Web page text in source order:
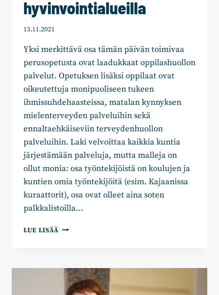
hyvinvointialueilla
13.11.2021
Yksi merkittävä osa tämän päivän toimivaa
perusopetusta ovat laadukkaat oppilashuollon
palvelut. Opetuksen lisäksi oppilaat ovat
oikeutettuja monipuoliseen tukeen
ihmissuhdehaasteissa, matalan kynnyksen
mielenterveyden palveluihin sekä
ennaltaehkäiseviin terveydenhuollon
palveluihin. Laki velvoittaa kaikkia kuntia
järjestämään palveluja, mutta malleja on
ollut monia: osa työntekijöistä on koulujen ja
kuntien omia työntekijöitä (esim. Kajaanissa
kuraattorit), osa ovat olleet aina soten
palkkalistoilla…
LUE LISÄÄ AULI
OPPILASHUOLLOLLE
HYVINVOINTIALUEILLA